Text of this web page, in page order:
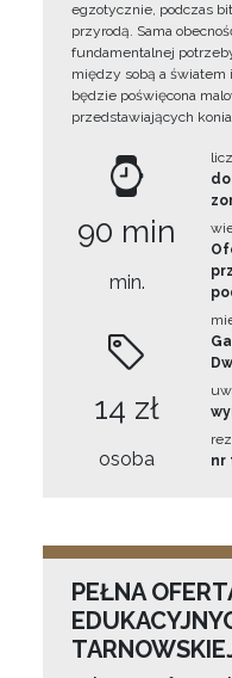
egzotycznie, podczas
przyrodą. Sama
fundamentalnej
między sobą a
będzie poświęcona
przedstawiających
90 min
min.
14 zł
osoba
nr
PEŁNA